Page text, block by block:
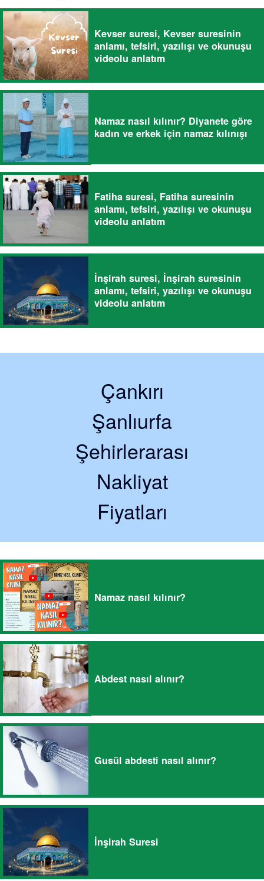
Kevser suresi, Kevser suresinin
anlamı, tefsiri, yazılışı ve okunuşu
videolu anlatım
Namaz nasıl kılınır? Diyanete göre
kadın ve erkek için namaz kılınışı
Fatiha suresi, Fatiha suresinin
anlamı, tefsiri, yazılışı ve okunuşu
videolu anlatım
İnşirah suresi, İnşirah suresinin
anlamı, tefsiri, yazılışı ve okunuşu
videolu anlatım
Çankırı
Şanlıurfa
Şehirlerarası
Nakliyat
Fiyatları
Namaz nasıl kılınır?
Abdest nasıl alınır?
Gusül abdesti nasıl alınır?
İnşirah Suresi